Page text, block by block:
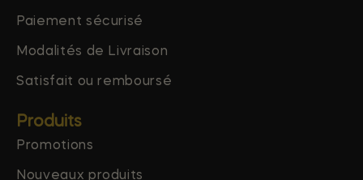
Paiement sécurisé
Modalités de Livraison
Satisfait ou remboursé
Produits
Promotions
Nouveaux produits